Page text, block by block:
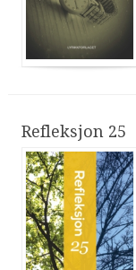
Refleksjon 25